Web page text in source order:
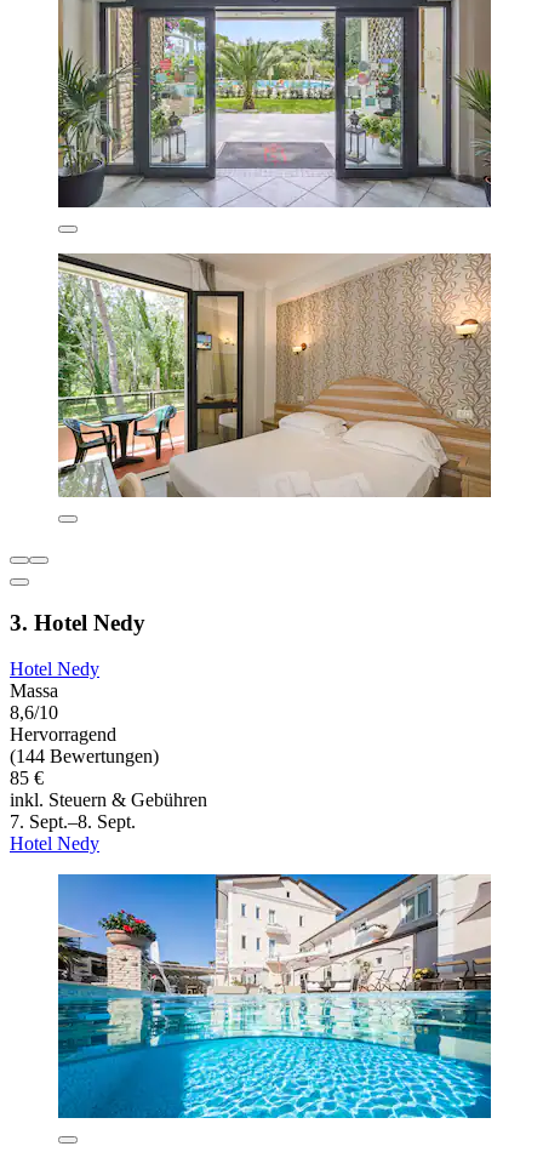
3. Hotel Nedy
Hotel Nedy
Massa
8,6/10
Hervorragend
(144 Bewertungen)
85 €
inkl. Steuern & Gebühren
7. Sept.–8. Sept.
Hotel Nedy